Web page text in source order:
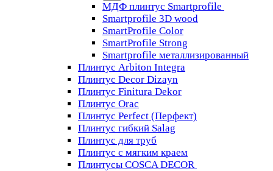
МДФ плинтус Smartprofile
Smartprofile 3D wood
SmartProfile Color
SmartProfile Strong
Smartprofile металлизированный
Плинтус Arbiton Integra
Плинтус Decor Dizayn
Плинтус Finitura Dekor
Плинтус Orac
Плинтус Perfect (Перфект)
Плинтус гибкий Salag
Плинтус для труб
Плинтус с мягким краем
Плинтусы COSCA DECOR